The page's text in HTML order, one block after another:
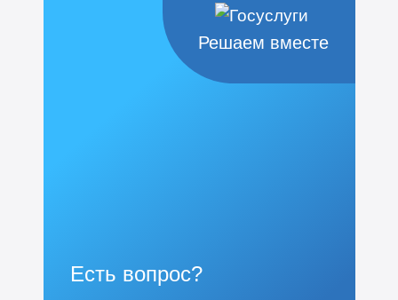
Решаем вместе
Есть вопрос?